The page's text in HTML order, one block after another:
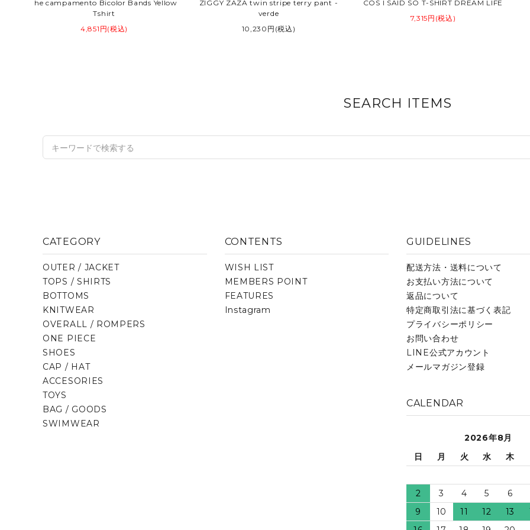
the campamento Bicolor Bands Yellow
Tshirt
4,851円(税込)
ZIGGY ZAZA twin stripe terry pant -
verde
10,230円(税込)
COS I SAID SO T-SHIRT DREAM LIFE
7,315円(税込)
SEARCH ITEMS
CATEGORY
OUTER / JACKET
TOPS / SHIRTS
BOTTOMS
KNITWEAR
OVERALL / ROMPERS
ONE PIECE
SHOES
CAP / HAT
ACCESORIES
TOYS
BAG / GOODS
SWIMWEAR
CONTENTS
WISH LIST
MEMBERS POINT
FEATURES
Instagram
GUIDELINES
配送方法・送料について
お支払い方法について
返品について
特定商取引法に基づく表記
プライバシーポリシー
お問い合わせ
LINE公式アカウント
メールマガジン登録
CALENDAR
2026年8月
日
月 火 水 木
2 3 4 5
6
9
10 11 12 13